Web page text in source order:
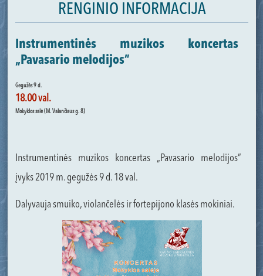
RENGINIO INFORMACIJA
Instrumentinės muzikos koncertas
„Pavasario melodijos”
Gegužės 9 d.
18.00 val.
Mokyklos salė (M. Valančiaus g. 8)
Instrumentinės muzikos koncertas „Pavasario melodijos”
įvyks 2019 m. gegužės 9 d. 18 val.
Dalyvauja smuiko, violančelės ir fortepijono klasės mokiniai.